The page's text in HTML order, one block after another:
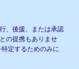
、後援、または承認
の提携もありませ
定するためのみに